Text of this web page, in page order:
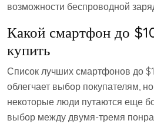
возможности беспроводной
Какой смартфон до
купить
Список лучших смартфонов до
облегчает выбор покупателям,
некоторые люди путаются еще
выбор между двумя-тремя